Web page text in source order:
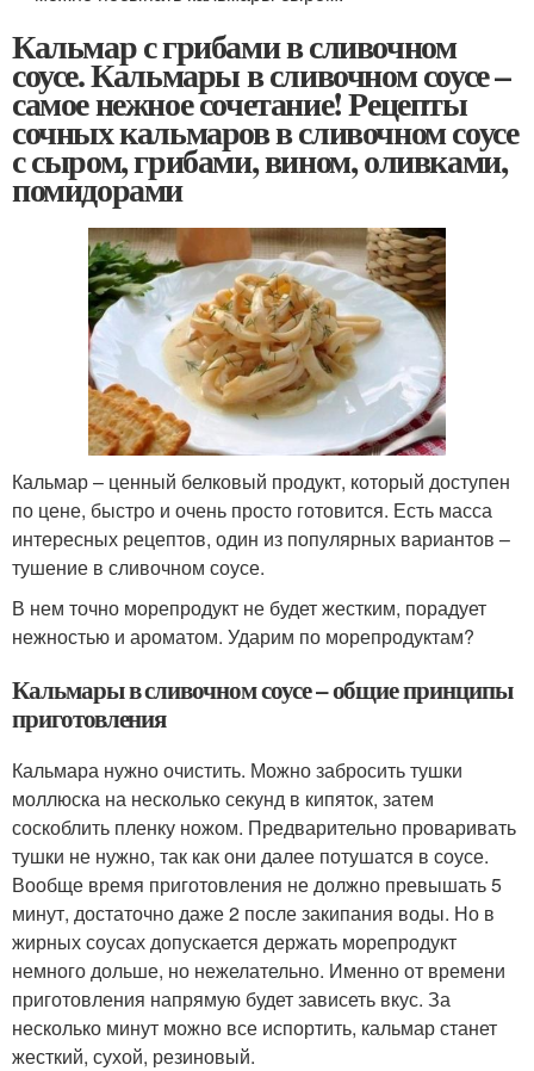
Кальмар с грибами в сливочном
соусе. Кальмары в сливочном соусе –
самое нежное сочетание! Рецепты
сочных кальмаров в сливочном соусе
с сыром, грибами, вином, оливками,
помидорами
Кальмар – ценный белковый продукт, который доступен
по цене, быстро и очень просто готовится. Есть масса
интересных рецептов, один из популярных вариантов –
тушение в сливочном соусе.
В нем точно морепродукт не будет жестким, порадует
нежностью и ароматом. Ударим по морепродуктам?
Кальмары в сливочном соусе – общие принципы
приготовления
Кальмара нужно очистить. Можно забросить тушки
моллюска на несколько секунд в кипяток, затем
соскоблить пленку ножом. Предварительно проваривать
тушки не нужно, так как они далее потушатся в соусе.
Вообще время приготовления не должно превышать 5
минут, достаточно даже 2 после закипания воды. Но в
жирных соусах допускается держать морепродукт
немного дольше, но нежелательно. Именно от времени
приготовления напрямую будет зависеть вкус. За
несколько минут можно все испортить, кальмар станет
жесткий, сухой, резиновый.